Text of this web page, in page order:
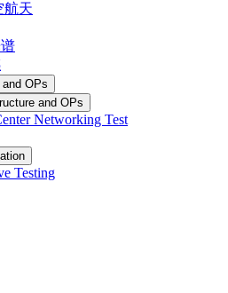
航天
OPs
and OPs
Networking Test
Testing